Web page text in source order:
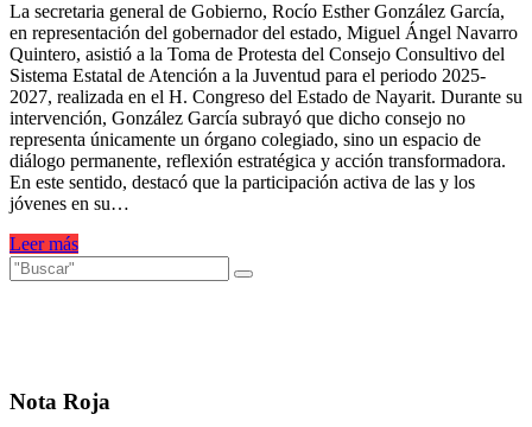
La secretaria general de Gobierno, Rocío Esther González García,
en representación del gobernador del estado, Miguel Ángel Navarro
Quintero, asistió a la Toma de Protesta del Consejo Consultivo del
Sistema Estatal de Atención a la Juventud para el periodo 2025-
2027, realizada en el H. Congreso del Estado de Nayarit. Durante su
intervención, González García subrayó que dicho consejo no
representa únicamente un órgano colegiado, sino un espacio de
diálogo permanente, reflexión estratégica y acción transformadora.
En este sentido, destacó que la participación activa de las y los
jóvenes en su…
Leer más
Nota Roja